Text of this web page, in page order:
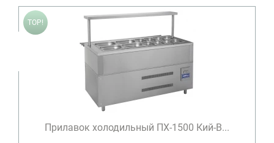
TOP!
Прилавок холодильный ПХ-1500 Кий-В...